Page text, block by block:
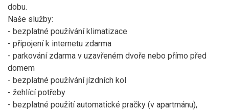
dobu.
Naše služby:
- bezplatné používání klimatizace
- připojení k internetu zdarma
- parkování zdarma v uzavřeném dvoře nebo přímo před
domem
- bezplatné používání jízdních kol
- žehlící potřeby
- bezplatné použití automatické pračky (v apartmánu),